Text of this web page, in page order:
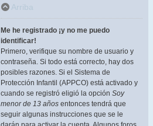
Arriba
Me he registrado ¡y no me puedo
identificar!
Primero, verifique su nombre de usuario y
contraseña. Si todo está correcto, hay dos
posibles razones. Si el Sistema de
Protección Infantil (APPCO) está activado y
cuando se registró eligió la opción Soy
menor de 13 años entonces tendrá que
seguir algunas instrucciones que se le